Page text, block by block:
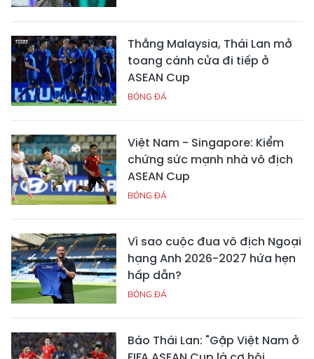
Thắng Malaysia, Thái Lan mở
toang cánh cửa đi tiếp ở
ASEAN Cup
BÓNG ĐÁ
Việt Nam - Singapore: Kiểm
chứng sức mạnh nhà vô địch
ASEAN Cup
BÓNG ĐÁ
Vì sao cuộc đua vô địch Ngoại
hạng Anh 2026-2027 hứa hẹn
hấp dẫn?
BÓNG ĐÁ
Báo Thái Lan: "Gặp Việt Nam ở